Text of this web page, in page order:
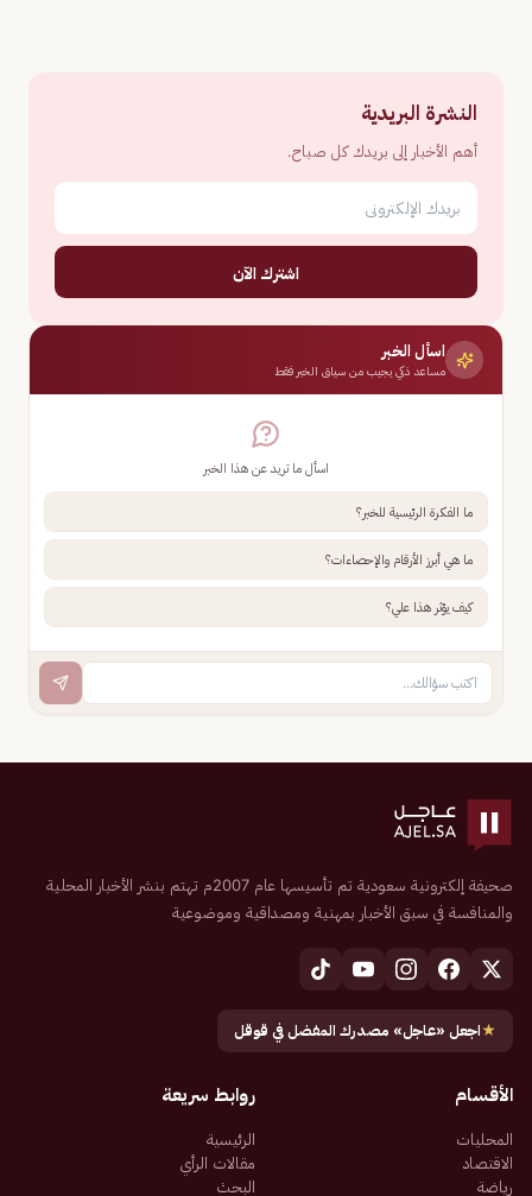
النشرة البريدية
أهم الأخبار إلى بريدك كل صباح.
اشترك الآن
اسأل الخبر
مساعد ذكي يجيب من سياق الخبر فقط
اسأل ما تريد عن هذا الخبر
ما الفكرة الرئيسية للخبر؟
ما هي أبرز الأرقام والإحصاءات؟
كيف يؤثر هذا علي؟
صحيفة إلكترونية سعودية تم تأسيسها عام 2007م تهتم بنشر الأخبار المحلية
والمنافسة في سبق الأخبار بمهنية ومصداقية وموضوعية
★اجعل «عاجل» مصدرك المفضل في قوقل
الأقسام
المحليات
الاقتصاد
رياضة
روابط سريعة
الرئيسية
مقالات الرأي
البحث